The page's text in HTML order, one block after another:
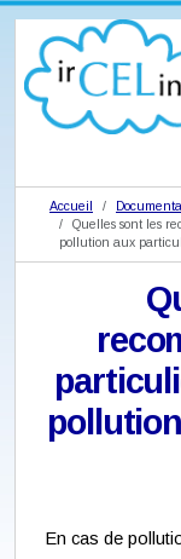
Accueil
Quelles sont les
pollution aux
En cas de